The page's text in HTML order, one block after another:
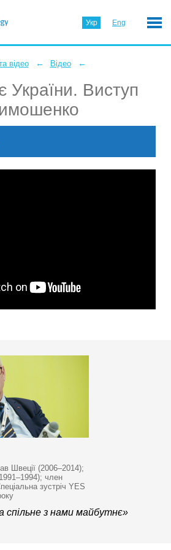
Укр Eng
відео ← Відео ←
України. Виступ
Швеції (2006–2014);
член
зустріч YES
спільне з нами майбутнє»